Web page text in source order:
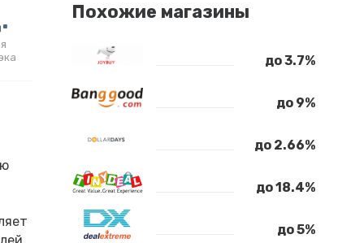
Похожие магазины
до 3.7%
до 9%
до 2.66%
до 18.4%
до 5%